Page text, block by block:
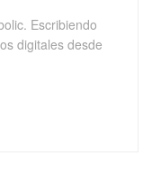
Escribiendo
digitales desde